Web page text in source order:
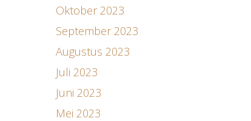
Oktober 2023
September 2023
Augustus 2023
Juli 2023
Juni 2023
Mei 2023